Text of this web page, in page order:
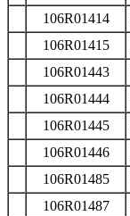
106R01414
106R01415
106R01443
106R01444
106R01445
106R01446
106R01485
106R01487